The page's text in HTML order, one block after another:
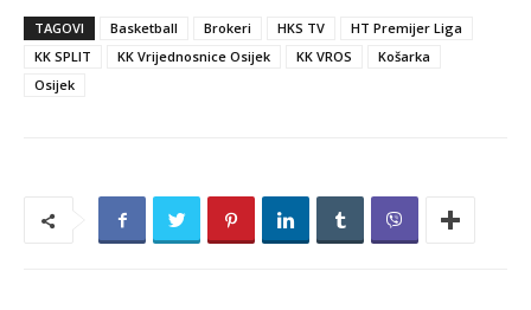
TAGOVI Basketball Brokeri HKS TV
HT Premijer Liga
KK SPLIT
KK Vrijednosnice Osijek KK VROS
Košarka
Osijek